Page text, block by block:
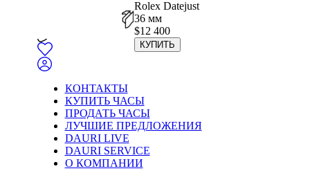
Rolex Datejust
36 мм
$12 400
КУПИТЬ
КОНТАКТЫ
КУПИТЬ ЧАСЫ
ПРОДАТЬ ЧАСЫ
ЛУЧШИЕ ПРЕДЛОЖЕНИЯ
DAURI LIVE
DAURI SERVICE
О КОМПАНИИ